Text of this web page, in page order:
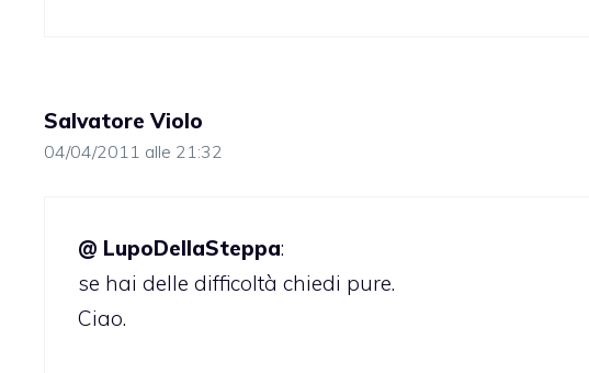
Salvatore Violo
04/04/2011 alle 21:32
@ LupoDellaSteppa:
se hai delle difficoltà chiedi pure.
Ciao.